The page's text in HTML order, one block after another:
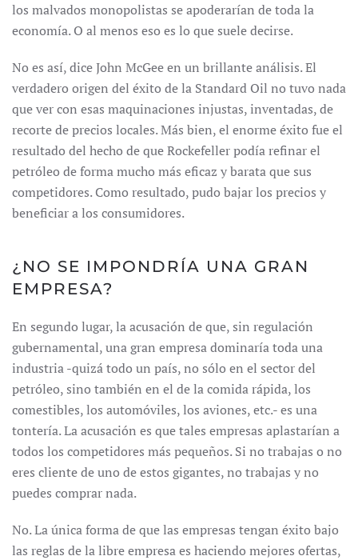
los malvados monopolistas se apoderarían de toda la
economía. O al menos eso es lo que suele decirse.
No es así, dice John McGee en un brillante análisis. El
verdadero origen del éxito de la Standard Oil no tuvo nada
que ver con esas maquinaciones injustas, inventadas, de
recorte de precios locales. Más bien, el enorme éxito fue el
resultado del hecho de que Rockefeller podía refinar el
petróleo de forma mucho más eficaz y barata que sus
competidores. Como resultado, pudo bajar los precios y
beneficiar a los consumidores.
¿NO SE IMPONDRÍA UNA GRAN
EMPRESA?
En segundo lugar, la acusación de que, sin regulación
gubernamental, una gran empresa dominaría toda una
industria -quizá todo un país, no sólo en el sector del
petróleo, sino también en el de la comida rápida, los
comestibles, los automóviles, los aviones, etc.- es una
tontería. La acusación es que tales empresas aplastarían a
todos los competidores más pequeños. Si no trabajas o no
eres cliente de uno de estos gigantes, no trabajas y no
puedes comprar nada.
No. La única forma de que las empresas tengan éxito bajo
las reglas de la libre empresa es haciendo mejores ofertas,